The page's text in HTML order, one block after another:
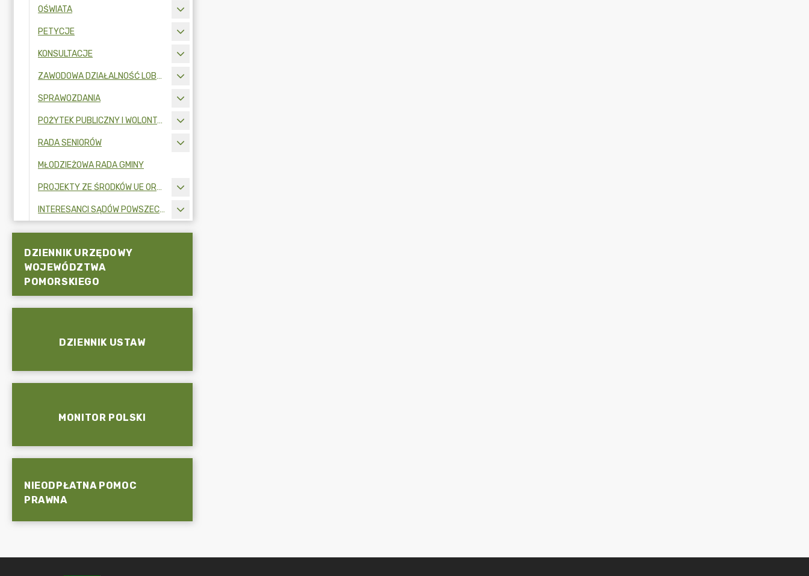
OŚWIATA
PETYCJE
KONSULTACJE
ZAWODOWA DZIAŁALNOŚĆ LOBBINGOWA
SPRAWOZDANIA
POŻYTEK PUBLICZNY I WOLONTARIAT
RADA SENIORÓW
MŁODZIEŻOWA RADA GMINY
PROJEKTY ZE ŚRODKÓW UE ORAZ FUNDUSZY ZEWNĘTRZNYCH
INTERESANCI SĄDÓW POWSZECHNYCH
DZIENNIK URZĘDOWY
WOJEWÓDZTWA
POMORSKIEGO
DZIENNIK USTAW
MONITOR POLSKI
NIEODPŁATNA POMOC
PRAWNA